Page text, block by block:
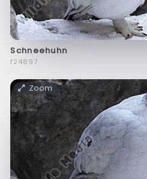
Schneehuhn
f24897
Zoom